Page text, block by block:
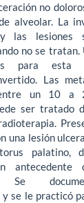
no
alveolar. La
las lesiones
no se tratan.
para
Las
un 10 a
ser tratado
una lesión
palatino,
antecedente
Se
y se le practicó